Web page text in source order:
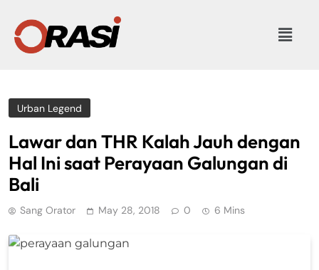
Urban Legend
Lawar dan THR Kalah Jauh dengan
Hal Ini saat Perayaan Galungan di
Bali
Sang Orator May 28, 2018 0 6 Mins